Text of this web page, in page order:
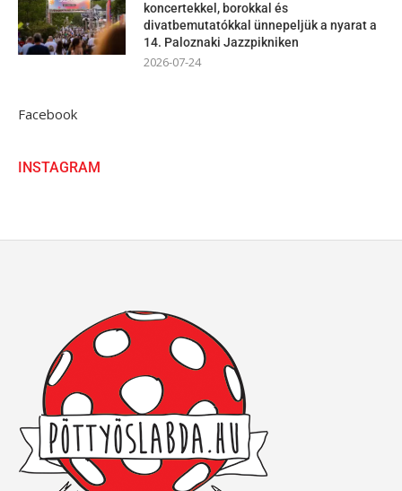
koncertekkel, borokkal és
divatbemutatókkal ünnepeljük a nyarat a
14. Paloznaki Jazzpikniken
2026-07-24
Facebook
INSTAGRAM